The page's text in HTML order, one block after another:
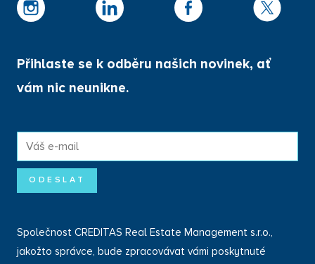
Pro média
Pro investory
Ochrana osobních údajů
Přihlaste se k odběru našich novinek, ať
vám nic neunikne.
E-
mail*
ODESLAT
Společnost CREDITAS Real Estate Management s.r.o.,
jakožto správce, bude zpracovávat vámi poskytnuté